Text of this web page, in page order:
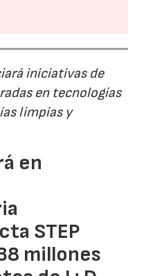
iniciativas de
en tecnologías
limpias y
en
STEP
millones